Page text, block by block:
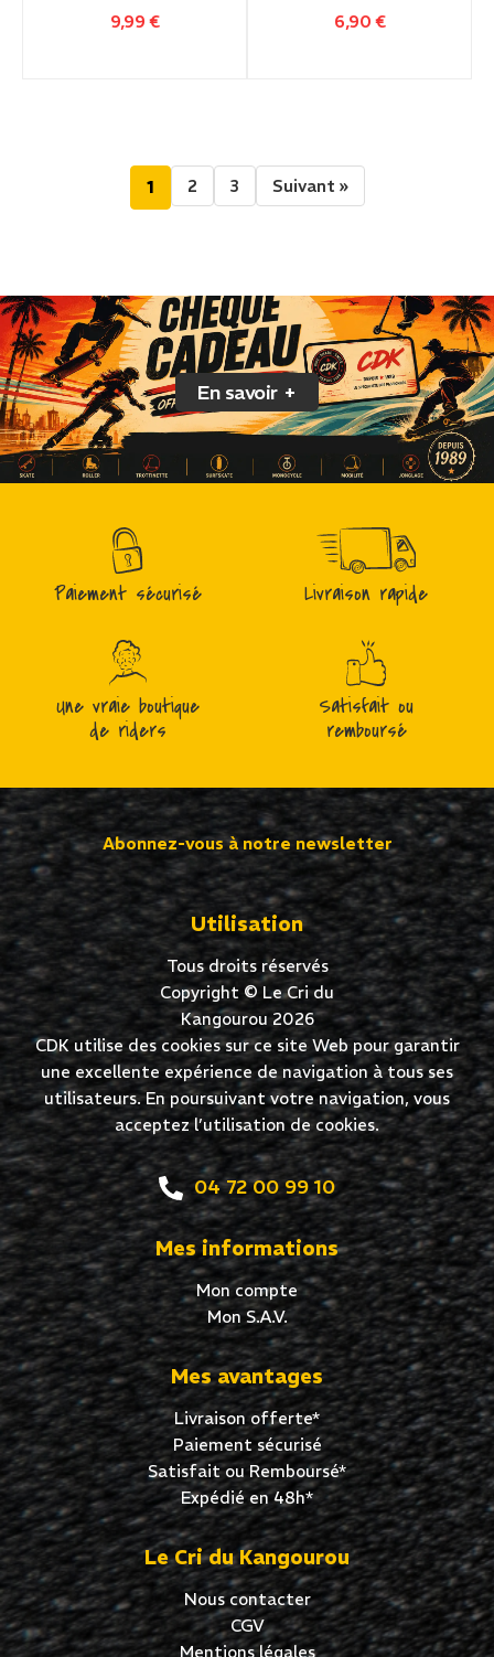
9,99€
6,90€
1 2 3 Suivant »
En savoir +
Paiement sécurisé Livraison rapide
Une vraie boutique
de riders
Satisfait ou
remboursé
Abonnez-vous à notre newsletter
Utilisation
Tous droits réservés
Copyright © Le Cri du
Kangourou 2026
CDK utilise des cookies sur ce site Web pour garantir
une excellente expérience de navigation à tous ses
utilisateurs. En poursuivant votre navigation, vous
acceptez l’utilisation de cookies.
04 72 00 99 10
Mes informations
Mon compte
Mon S.A.V.
Mes avantages
Livraison offerte*
Paiement sécurisé
Satisfait ou Remboursé*
Expédié en 48h*
Le Cri du Kangourou
Nous contacter
CGV
Mentions légales